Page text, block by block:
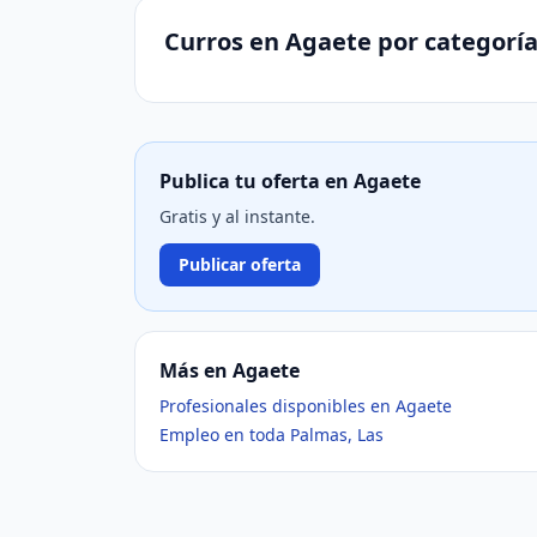
Curros en Agaete por categoría
Publica tu oferta en Agaete
Gratis y al instante.
Publicar oferta
Más en Agaete
Profesionales disponibles en Agaete
Empleo en toda Palmas, Las